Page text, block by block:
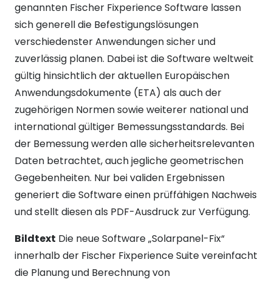
genannten Fischer Fixperience Software lassen
sich generell die Befestigungslösungen
verschiedenster Anwendungen sicher und
zuverlässig planen. Dabei ist die Software weltweit
gültig hinsichtlich der aktuellen Europäischen
Anwendungsdokumente (ETA) als auch der
zugehörigen Normen sowie weiterer national und
international gültiger Bemessungsstandards. Bei
der Bemessung werden alle sicherheitsrelevanten
Daten betrachtet, auch jegliche geometrischen
Gegebenheiten. Nur bei validen Ergebnissen
generiert die Software einen prüffähigen Nachweis
und stellt diesen als PDF-Ausdruck zur Verfügung.
Bildtext Die neue Software „Solarpanel-Fix“
innerhalb der Fischer Fixperience Suite vereinfacht
die Planung und Berechnung von